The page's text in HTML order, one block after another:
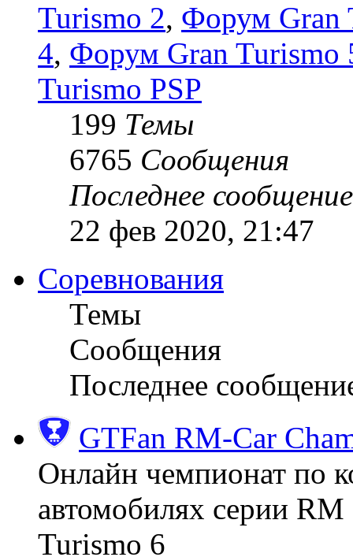
Turismo 2, Форум Gran
4, Форум Gran Turismo
Turismo PSP
199 Темы
6765 Сообщения
Последнее сообщение
22 фев 2020, 21:47
Соревнования
Темы
Сообщения
Последнее
GTFan RM-Car
Онлайн чемпионат по
автомобилях серии
Turismo 6